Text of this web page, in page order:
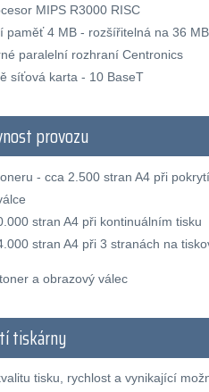
MIPS R3000 RISC
paměť 4 MB - rozšířitelná na 36
paralelní rozhraní Centronics
síťová karta - 10 BaseT
provozu
- cca 2.500 stran A4 při
stran A4 při kontinuálním tisku
stran A4 při 3 stranách na
a obrazový válec
tiskárny
tisku, rychlost a vynikající